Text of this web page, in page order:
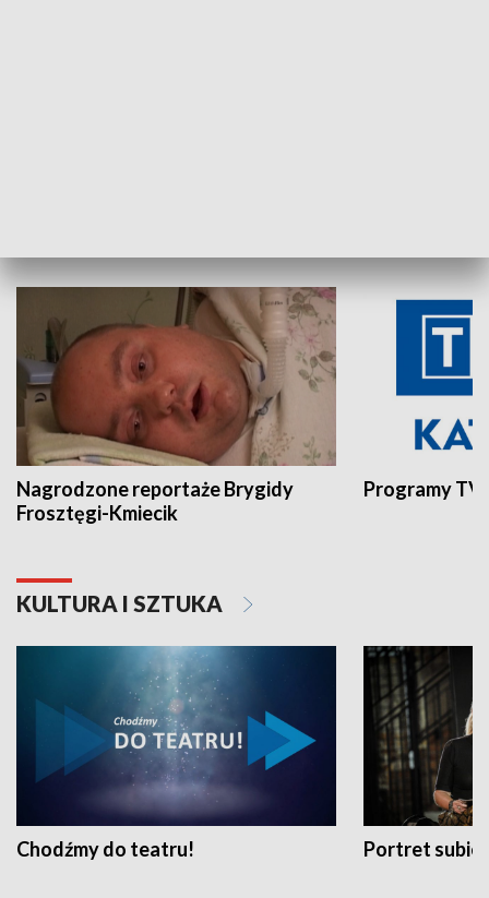
Nagrodzone reportaże Brygidy
Frosztęgi-Kmiecik
Programy
KULTURA I SZTUKA
Chodźmy do teatru! Portret